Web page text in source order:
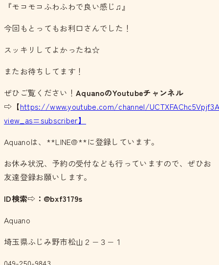
『モコモコふわふわで良い感じ♫』
今回もとってもお利口さんでした！
スッキリしてよかったね☆
またお待ちしてます！
ぜひご覧ください！ AquanoのYoutubeチャンネル
⇨【https://www.youtube.com/channel/
view_as=subscriber】
Aquanoは、**LINE@**に登録しています。
お休み状況、予約の受付なども行っていますので、ぜひお
友達登録お願いします。
ID検索⇨：@bxf3179s
Aquano
埼玉県ふじみ野市松山２−３−１